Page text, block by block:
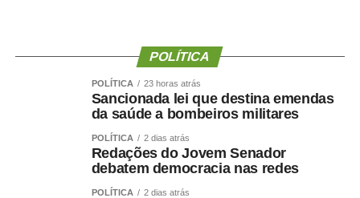
POLÍTICA
POLÍTICA 23 horas atrás
Sancionada lei que destina emendas
da saúde a bombeiros militares
POLÍTICA 2 dias atrás
Redações do Jovem Senador
debatem democracia nas redes
POLÍTICA 2 dias atrás